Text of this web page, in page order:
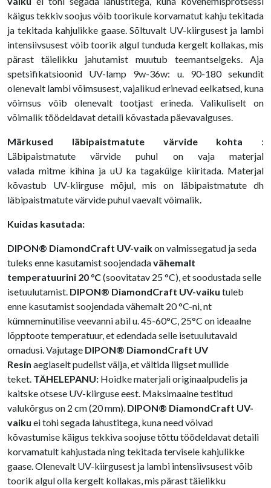
käigus tekkiv soojus võib toorikule korvamatut kahju tekitada
ja tekitada kahjulikke gaase. Sõltuvalt UV-kiirgusest ja lambi
intensiivsusest võib toorik algul tunduda kergelt kollakas, mis
pärast täielikku jahutamist muutub teemantselgeks. Aja
spetsifikatsioonid UV-lamp 9w-36w: u. 90-180 sekundit
olenevalt lambi võimsusest, vajalikud erinevad eelkatsed, kuna
võimsus võib olenevalt tootjast erineda. Valikuliselt on
võimalik töödeldavat detaili kõvastada päevavalguses.
Märkused läbipaistmatute värvide kohta :
Läbipaistmatute värvide puhul on vaja materjal
valada mitme kihina ja uU ka tagakülge kiiritada. Materjal
kõvastub UV-kiirguse mõjul, mis on läbipaistmatute dh
läbipaistmatute värvide puhul vaevalt võimalik.
Kuidas kasutada:
DIPON® DiamondCraft UV-vaikon valmissegatud ja seda
tuleks enne kasutamist soojendadavähemalt
temperatuurini 20 °C(soovitatav 25 °C), et soodustada selle
isetuulutamist. DIPON® DiamondCraft UV-vaiku tuleb
enne kasutamist soojendada vähemalt 20 °C-ni, nt
kümneminutilise veevanni abil u. 45-60°C, 25°C on ideaalne
lõpptoote temperatuur, et edendada selle isetuulutavaid
omadusi. Vajutage DIPON® DiamondCraft UV
Resin aeglaselt pudelist välja, et vältida liigset mullide
teket. TÄHELEPANU: Hoidke materjali originaalpudelis ja
kaitske otsese UV-kiirguse eest. Maksimaalne testitud
valukõrgus on 2 cm (20 mm). DIPON® DiamondCraft UV-
vaiku ei tohi segada lahustitega, kuna need võivad
kõvastumise käigus tekkiva soojuse tõttu töödeldavat detaili
korvamatult kahjustada ning tekitada tervisele kahjulikke
gaase. Olenevalt UV-kiirgusest ja lambi intensiivsusest võib
toorik algul olla kergelt kollakas, mis pärast täielikku